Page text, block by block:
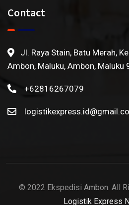
Contact
Jl. Raya Stain, Batu Merah,
Ambon, Maluku, Ambon, Maluku
+62816267079
© 2022 Ekspedisi Ambon. All
Logistik Express